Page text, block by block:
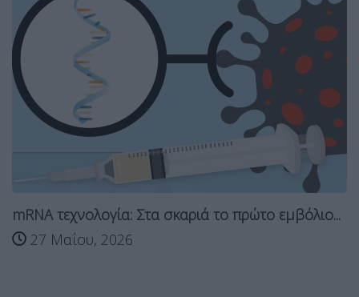
mRNA τεχνολογία: Στα σκαριά το πρώτο εμβόλιο...
27 Μαΐου, 2026